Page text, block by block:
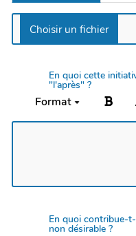
En quoi cette
"l'après" ?
Format
En quoi contribue-
non désirable ?